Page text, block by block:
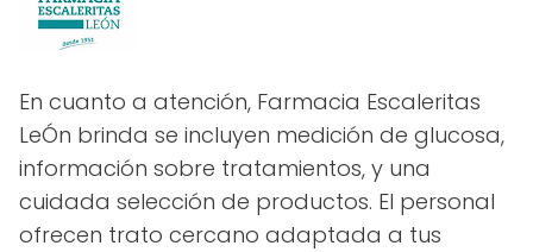
En cuanto a atención, Farmacia Escaleritas
LeÓn brinda se incluyen medición de glucosa,
información sobre tratamientos, y una
cuidada selección de productos. El personal
ofrecen trato cercano adaptada a tus